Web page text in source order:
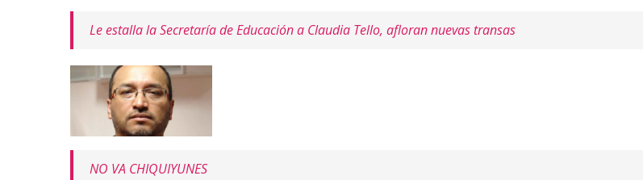
Le estalla la Secretaría de Educación a Claudia Tello, afloran nuevas transas
NO VA CHIQUIYUNES